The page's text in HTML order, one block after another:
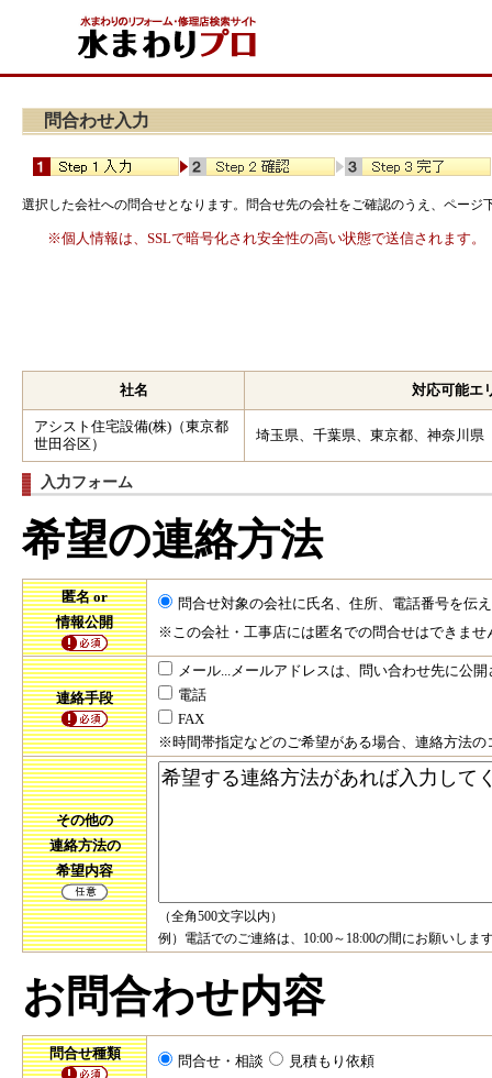
問合わせ入力
選択した会社への問合せとなります。問合せ先の会社をご確認のうえ、ペー
※個人情報は、SSLで暗号化され安全性の高い状態で送信されます。
社名 対応可能エ
アシスト住宅設備(株)（東京都
世田谷区）
埼玉県、千葉県、東京都、神奈川県
入力フォーム
希望の連絡方法
匿名 or
情報公開
問合せ対象の会社に氏名、住所、電話番号を伝
※この会社・工事店には匿名での問合せはできませ
連絡手段
メール...メールアドレスは、問い合わせ先に公
電話
FAX
※時間帯指定などのご希望がある場合、連絡方法
その他の
連絡方法の
希望内容
（全角500文字以内）
例）電話でのご連絡は、10:00～18:00の間にお願いしま
お問合わせ内容
問合せ種類 問合せ・相談 見積もり依頼